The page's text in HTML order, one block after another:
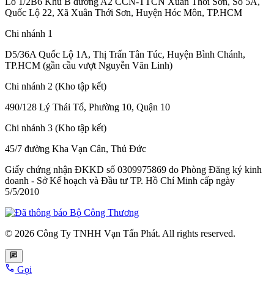
Quốc Lộ 22, Xã Xuân Thới Sơn, Huyện Hóc Môn, TP.HCM
Chi nhánh 1
D5/36A Quốc Lộ 1A, Thị Trấn Tân Túc, Huyện Bình Chánh,
TP.HCM (gần cầu vượt Nguyễn Văn Linh)
Chi nhánh 2 (Kho tập kết)
490/128 Lý Thái Tổ, Phường 10, Quận 10
Chi nhánh 3 (Kho tập kết)
45/7 đường Kha Vạn Cân, Thủ Đức
Giấy chứng nhận ĐKKD số 0309975869 do Phòng Đăng ký kinh
doanh - Sở Kế hoạch và Đầu tư TP. Hồ Chí Minh cấp ngày
5/5/2010
© 2026 Công Ty TNHH Vạn Tấn Phát. All rights reserved.
Gọi